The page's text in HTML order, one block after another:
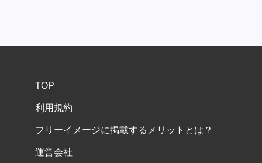
TOP
利用規約
フリーイメージに掲載するメリットとは？
運営会社